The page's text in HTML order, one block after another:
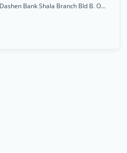
22 Mazoria(Addisu Asfalt)Dashen Bank Shala Branch Bld B. Office NO.201, ADDIS ABABA